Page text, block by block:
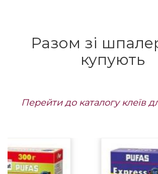
Разом зі
купують
Перейти до каталогу клеїв